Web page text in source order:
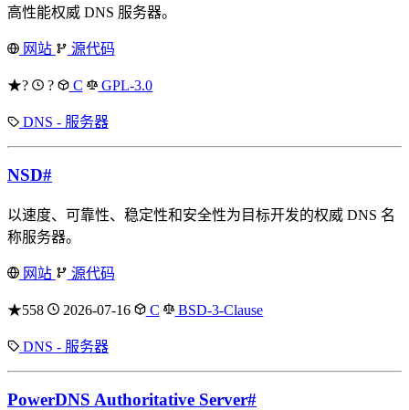
高性能权威 DNS 服务器。
网站 源代码
★? ? C GPL-3.0
DNS - 服务器
NSD#
以速度、可靠性、稳定性和安全性为目标开发的权威 DNS 名
称服务器。
网站 源代码
★558 2026-07-16 C BSD-3-Clause
DNS - 服务器
PowerDNS Authoritative Server#